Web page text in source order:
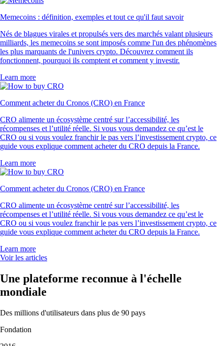
Memecoins : définition, exemples et tout ce qu'il faut savoir
Nés de blagues virales et propulsés vers des marchés valant plusieurs
milliards, les memecoins se sont imposés comme l'un des phénomènes
les plus marquants de l'univers crypto. Découvrez comment ils
fonctionnent, pourquoi ils comptent et comment y investir.
Learn more
Comment acheter du Cronos (CRO) en France
CRO alimente un écosystème centré sur l’accessibilité, les
récompenses et l’utilité réelle. Si vous vous demandez ce qu’est le
CRO ou si vous voulez franchir le pas vers l’investissement crypto, ce
guide vous explique comment acheter du CRO depuis la France.
Learn more
Comment acheter du Cronos (CRO) en France
CRO alimente un écosystème centré sur l’accessibilité, les
récompenses et l’utilité réelle. Si vous vous demandez ce qu’est le
CRO ou si vous voulez franchir le pas vers l’investissement crypto, ce
guide vous explique comment acheter du CRO depuis la France.
Learn more
Voir les articles
Une plateforme reconnue à l'échelle
mondiale
Des millions d'utilisateurs dans plus de 90 pays
Fondation